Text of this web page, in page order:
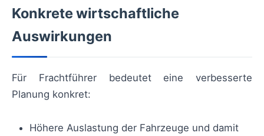
Konkrete wirtschaftliche
Auswirkungen
Für Frachtführer bedeutet eine verbesserte
Planung konkret:
Höhere Auslastung der Fahrzeuge und damit